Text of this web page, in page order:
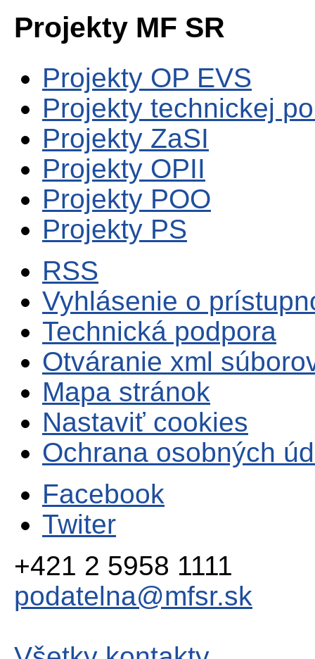
Projekty MF SR
Projekty OP EVS
Projekty technickej
Projekty ZaSI
Projekty OPII
Projekty POO
Projekty PS
RSS
Vyhlásenie o
Technická podpora
Otváranie xml
Mapa stránok
Nastaviť cookies
Ochrana osobných
Facebook
Twiter
+421 2 5958 1111
podatelna@mfsr.sk